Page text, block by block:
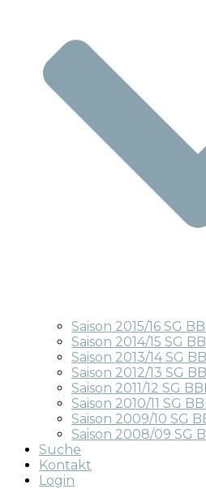
Saison 2015/16 SG
Saison 2014/15 SG
Saison 2013/14 SG
Saison 2012/13 SG
Saison 2011/12 SG
Saison 2010/11 SG
Saison 2009/10 SG
Saison 2008/09 SG
Suche
Kontakt
Login